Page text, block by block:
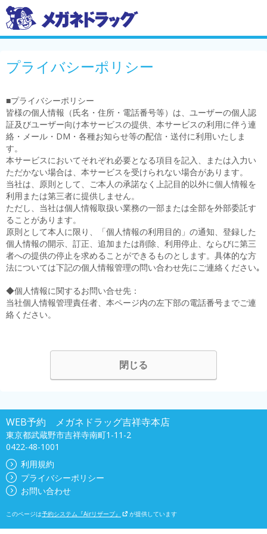
プライバシーポリシー
■プライバシーポリシー
皆様の個人情報（氏名・住所・電話番号等）は、ユーザーの個人認
証及びユーザー向け本サービスの提供、本サービスの利用に伴う連
絡・メール・DM・各種お知らせ等の配信・送付に利用いたしま
す。
本サービスにおいてそれぞれ必要となる項目を記入、または入力い
ただかない場合は、本サービスを受けられない場合があります。
当社は、原則として、ご本人の承諾なく上記目的以外に個人情報を
利用または第三者に提供しません。
ただし、当社は個人情報取扱い業務の一部または全部を外部委託す
ることがあります。
原則として本人に限り、「個人情報の利用目的」の通知、登録した
個人情報の開示、訂正、追加または削除、利用停止、ならびに第三
者への提供の停止を求めることができるものとします。具体的な方
法については下記の個人情報管理の問い合わせ先にご連絡ください｡
◆個人情報に関するお問い合せ先：
当社個人情報管理責任者、本ページ内の左下部の電話番号までご連
絡ください。
閉じる
WEB予約 メガネドラッグ吉祥寺本店
東京都武蔵野市吉祥寺南町1-11-2
0422-48-1001
利用規約
プライバシーポリシー
お問い合わせ
このページは予約システム『Airリザーブ』 が提供しています